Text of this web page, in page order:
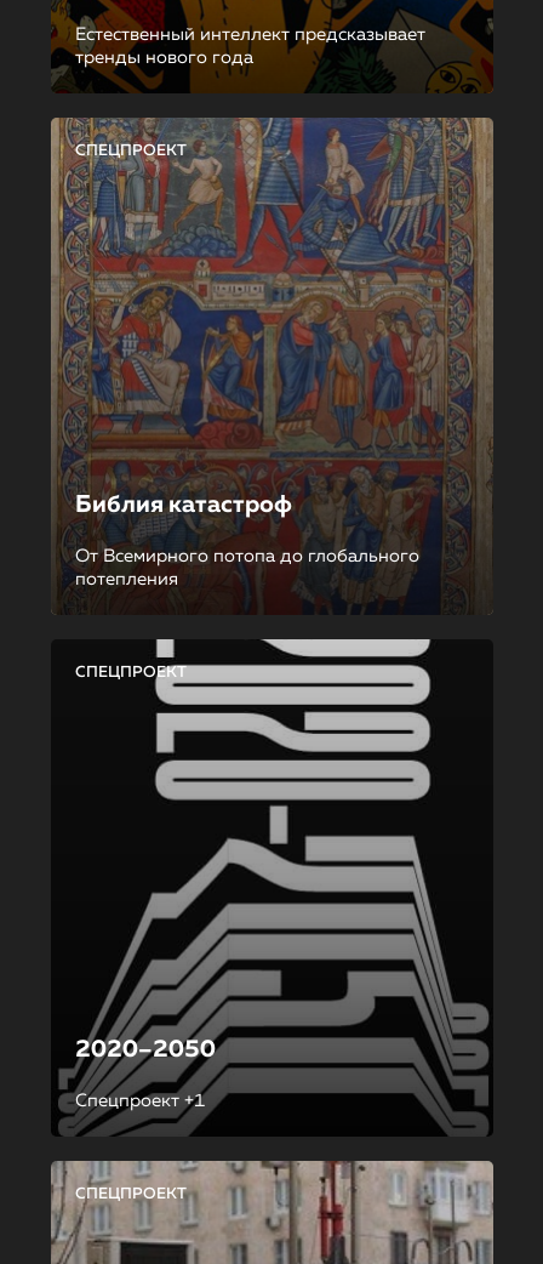
Естественный интеллект предсказывает
тренды нового года
СПЕЦПРОЕКТ
Библия катастроф
От Всемирного потопа до глобального
потепления
СПЕЦПРОЕКТ
2020–2050
Спецпроект +1
СПЕЦПРОЕКТ